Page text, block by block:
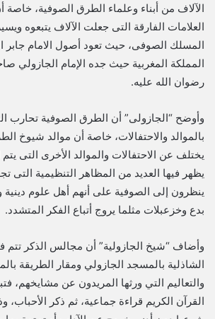
الآلاف من أبناء وعلماء الطرق الصوفية، خاصة
العلامات الفارقة التى جعلت الآلاف يتبعوه
المسلك الصوفى، حيث تعود أصول الامام جابر
المملكة المغربية حيث جده الإمام الجازولي
رضوان الله عليه.
وأوضح “الجازولى” أن الطرق الصوفية تحارب
بالموالد والاحتفالات، خاصة أن موالد شيوخ
يختلف عن الاحتفالات والموالد الأخرى التى
يظهر فيها العديد من المظاهر التنظيمية التى
ينظرون إلى الصوفية على أنهم أهل علوم دينية
بدع وخزعبلات مثلما يروج أتباع الفكر المتشدد.
وأضاف “شيخ الجازولية” أن مجالس الذكر تتم
الشاذلية بالمسجد الجازولي ومقار الطريقة
والتعاليم التي ورثها المريدون عن مشايخهم،
القرآن الكريم قراءة جماعية، ثم ذكر الأحباب،